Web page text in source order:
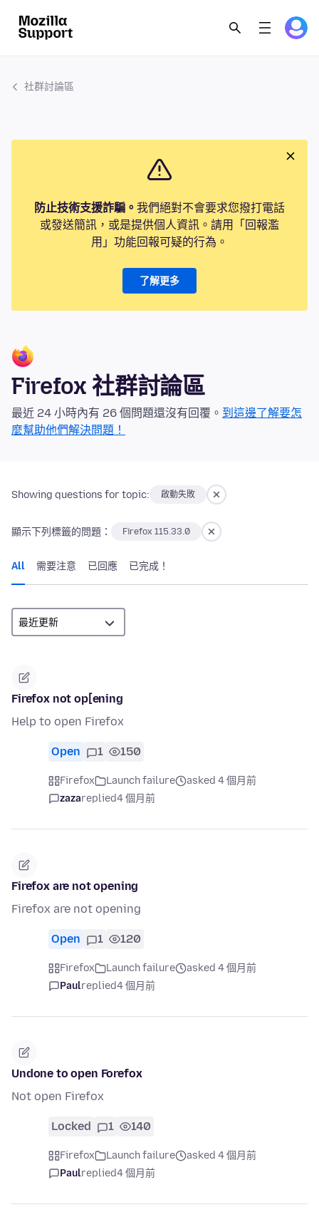
社群討論區
防止技術支援詐騙。 我們絕對不會要求您撥打電話
或發送簡訊，或是提供個人資訊。請用「回報濫
用」功能回報可疑的行為。
了解更多
Firefox 社群討論區
最近 24 小時內有 26 個問題還沒有回覆。 到這邊了解要怎
麼幫助他們解決問題！
Showing questions for topic: 啟動失敗
顯示下列標籤的問題： Firefox 115.33.0
All 需要注意 已回應 已完成！
Firefox not op[ening
Help to open Firefox
Open 1 150
Firefox Launch failure
asked 4 個月前
zazareplied4 個月前
Firefox are not opening
Firefox are not opening
Open 1 120
Firefox Launch failure
asked 4 個月前
Paulreplied4 個月前
Undone to open Forefox
Not open Firefox
Locked 1 140
Firefox Launch failure
asked 4 個月前
Paulreplied4 個月前